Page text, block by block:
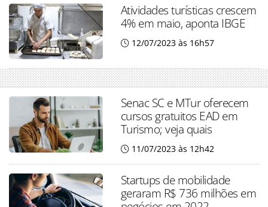
Atividades turísticas crescem
4% em maio, aponta IBGE
12/07/2023 às 16h57
Senac SC e MTur oferecem
cursos gratuitos EAD em
Turismo; veja quais
11/07/2023 às 12h42
Startups de mobilidade
geraram R$ 736 milhões em